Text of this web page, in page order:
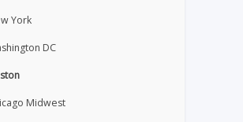
York
DC
Midwest